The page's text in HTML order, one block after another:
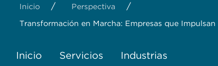
Inicio / Perspectiva /
Transformación en Marcha: Empresas que
Inicio Servicios Industrias